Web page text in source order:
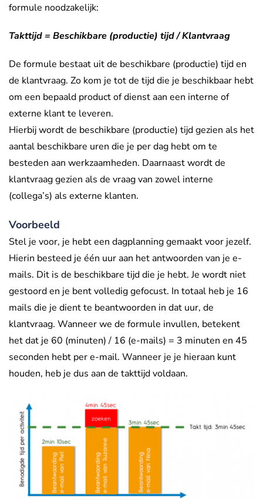
formule noodzakelijk:
Takttijd = Beschikbare (productie) tijd / Klantvraag
De formule bestaat uit de beschikbare (productie) tijd en
de klantvraag. Zo kom je tot de tijd die je beschikbaar hebt
om een bepaald product of dienst aan een interne of
externe klant te leveren.
Hierbij wordt de beschikbare (productie) tijd gezien als het
aantal beschikbare uren die je per dag hebt om te
besteden aan werkzaamheden. Daarnaast wordt de
klantvraag gezien als de vraag van zowel interne
(collega’s) als externe klanten.
Voorbeeld
Stel je voor, je hebt een dagplanning gemaakt voor jezelf.
Hierin besteed je één uur aan het antwoorden van je e-
mails. Dit is de beschikbare tijd die je hebt. Je wordt niet
gestoord en je bent volledig gefocust. In totaal heb je 16
mails die je dient te beantwoorden in dat uur, de
klantvraag. Wanneer we de formule invullen, betekent
het dat je 60 (minuten) / 16 (e-mails) = 3 minuten en 45
seconden hebt per e-mail. Wanneer je je hieraan kunt
houden, heb je dus aan de takttijd voldaan.